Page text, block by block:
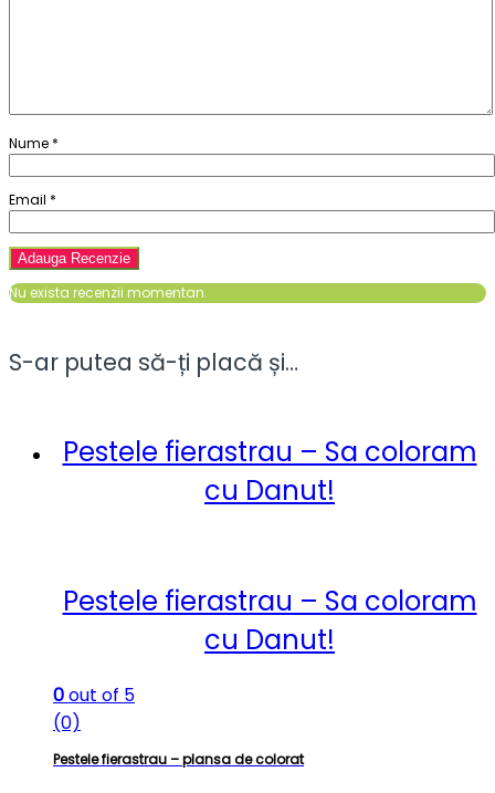
Nume *
Email *
Nu exista recenzii momentan.
S-ar putea să-ți placă și…
Pestele fierastrau – Sa coloram
cu Danut!
Pestele fierastrau – Sa coloram
cu Danut!
0out of 5
(0)
Pestele fierastrau – plansa de colorat